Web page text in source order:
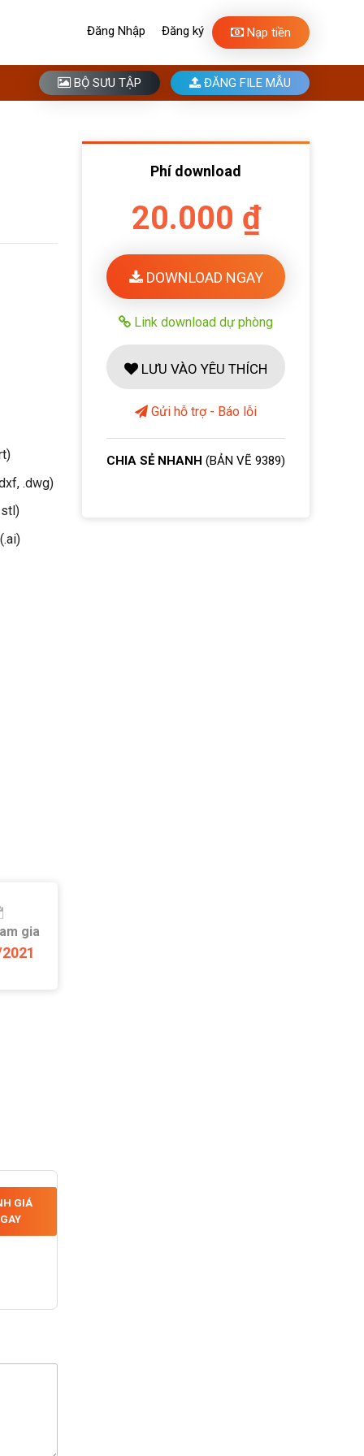
Đăng Nhập Đăng ký Nạp tiền
BỘ SƯU TẬP ĐĂNG FILE MẪU
.dwg)
gia
GIÁ
Phí download
20.000 ₫
DOWNLOAD NGAY
Link download dự phòng
LƯU VÀO YÊU THÍCH
Gửi hỗ trợ - Báo lỗi
CHIA SẺ NHANH (BẢN VẼ 9389)